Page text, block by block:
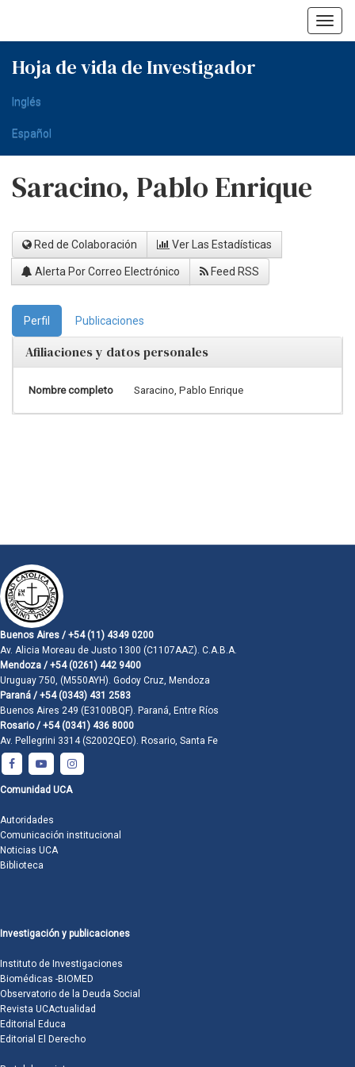
Hoja de vida de Investigador
Inglés
Español
Saracino, Pablo Enrique
Red de Colaboración Ver Las Estadísticas
Alerta Por Correo Electrónico Feed RSS
Perfil Publicaciones
Afiliaciones y datos personales
Nombre completo Saracino, Pablo Enrique
Buenos Aires / +54 (11) 4349 0200
Av. Alicia Moreau de Justo 1300 (C1107AAZ). C.A.B.A.
Mendoza / +54 (0261) 442 9400
Uruguay 750, (M550AYH). Godoy Cruz, Mendoza
Paraná / +54 (0343) 431 2583
Buenos Aires 249 (E3100BQF). Paraná, Entre Ríos
Rosario / +54 (0341) 436 8000
Av. Pellegrini 3314 (S2002QEO). Rosario, Santa Fe
Comunidad UCA
Autoridades
Comunicación institucional
Noticias UCA
Biblioteca
Investigación y publicaciones
Instituto de Investigaciones
Biomédicas -BIOMED
Observatorio de la Deuda Social
Revista UCActualidad
Editorial Educa
Editorial El Derecho